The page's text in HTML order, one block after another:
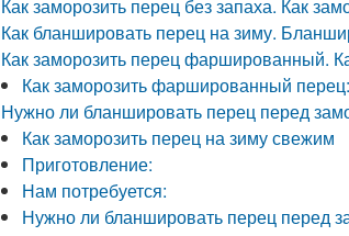
Как заморозить перец без запаха. Как
Как бланшировать перец на зиму.
Как заморозить перец фаршированный.
Как заморозить фаршированный перец:
Нужно ли бланшировать перец перед
Как заморозить перец на зиму свежим
Приготовление:
Нам потребуется:
Нужно ли бланшировать перец перед